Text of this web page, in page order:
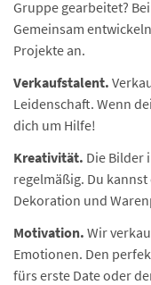
Gruppe gearbeitet?
Gemeinsam
Projekte an.
Verkaufstalent.
Leidenschaft. Wenn
dich um Hilfe!
Kreativität. Die Bilder
regelmäßig. Du
Dekoration und
Motivation. Wir
Emotionen. Den
fürs erste Date oder